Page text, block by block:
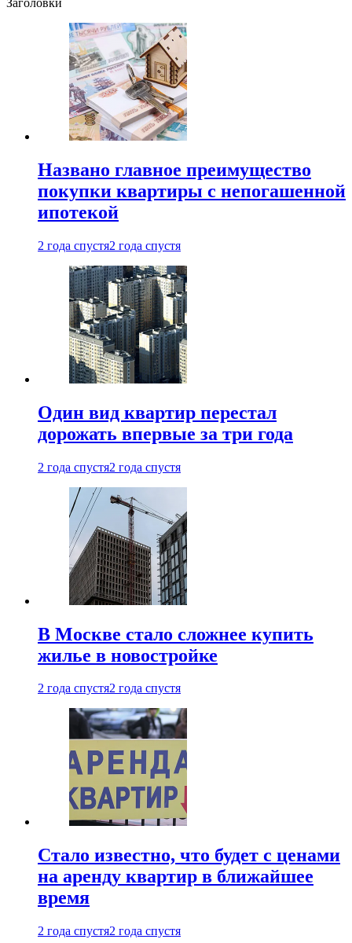
Заголовки
Названо главное преимущество
покупки квартиры с непогашенной
ипотекой
2 года спустя2 года спустя
Один вид квартир перестал
дорожать впервые за три года
2 года спустя2 года спустя
В Москве стало сложнее купить
жилье в новостройке
2 года спустя2 года спустя
Стало известно, что будет с ценами
на аренду квартир в ближайшее
время
2 года спустя2 года спустя